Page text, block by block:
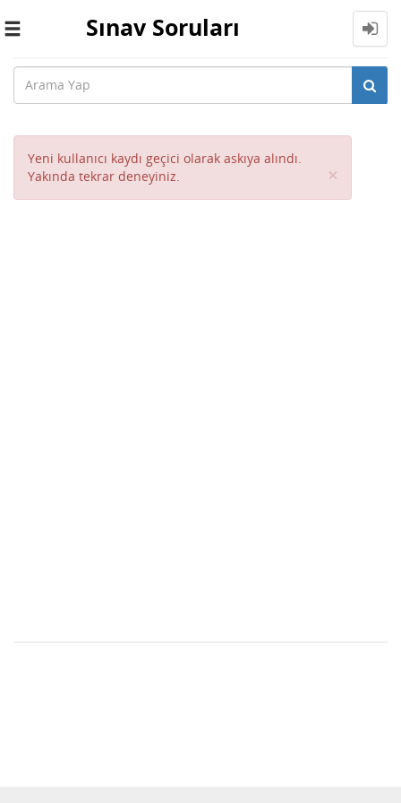
Toggle
Sınav Soruları
Yeni kullanıcı kaydı geçici olarak askıya alındı.
Yakında tekrar deneyiniz.
×